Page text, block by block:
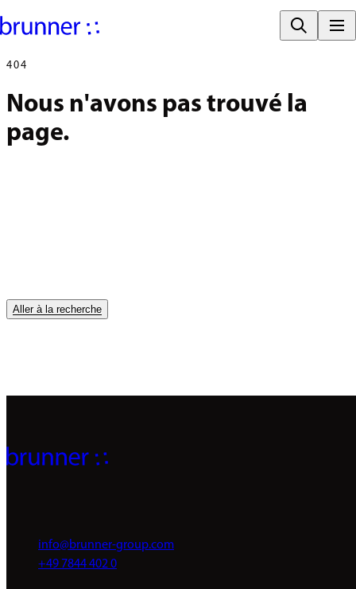
404
Nous n'avons pas trouvé la
page.
Aller à la recherche
info@brunner-group.com
+49 7844 402 0